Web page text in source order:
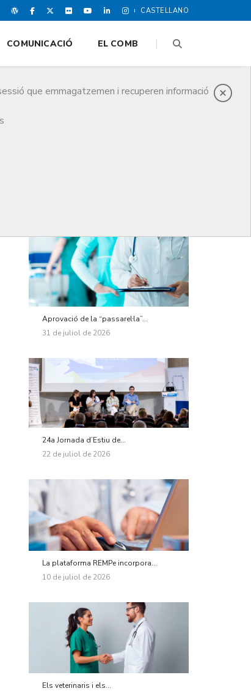
CASTELLANO
que emmagatzemen i recuperen informació
COMUNICACIÓ EL COMB
Aprovació de la “passarel·la”...
31 de juliol de 2026
24a Jornada d’Estiu de...
22 de juliol de 2026
La plataforma REMPe incorpora...
10 de juliol de 2026
Els veterinaris i els...